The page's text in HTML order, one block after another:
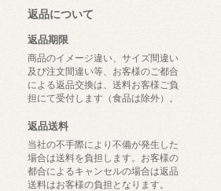
返品について
返品期限
商品のイメージ違い、サイズ間違い
及び注文間違い等、お客様のご都合
による返品交換は、送料お客様ご負
担にて受付します（食品は除外）。
返品送料
当社の不手際により不備が発生した
場合は送料を負担します。お客様の
都合によるキャンセルの場合は返品
送料はお客様の負担となります。